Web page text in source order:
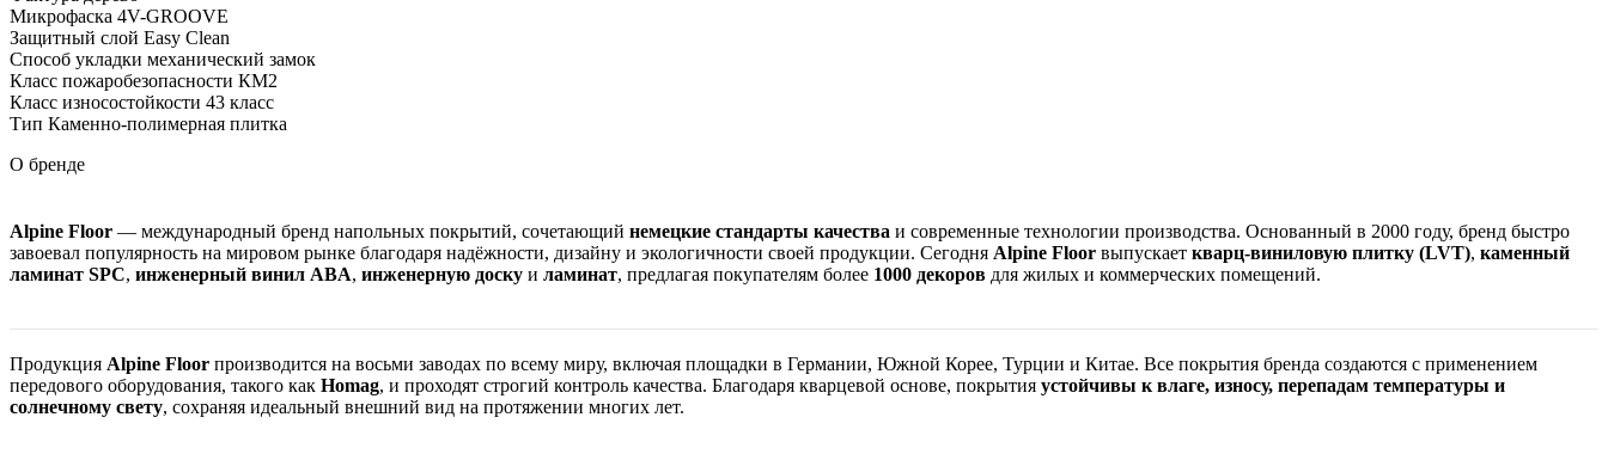
Микрофаска 4V-GROOVE
Защитный слой Easy Clean
Способ укладки механический замок
Класс пожаробезопасности КМ2
Класс износостойкости 43 класс
Тип Каменно-полимерная плитка
О бренде
Alpine Floor — международный бренд напольных покрытий, сочетающий немецкие стандарты качества и современные технологии производства. Основанный в 2000 году, бренд быстро
завоевал популярность на мировом рынке благодаря надёжности, дизайну и экологичности своей продукции. Сегодня Alpine Floor выпускает кварц-виниловую плитку (LVT), каменный
ламинат SPC, инженерный винил ABA, инженерную доску и ламинат, предлагая покупателям более 1000 декоров для жилых и коммерческих помещений.
Продукция Alpine Floor производится на восьми заводах по всему миру, включая площадки в Германии, Южной Корее, Турции и Китае. Все покрытия бренда создаются с применением
передового оборудования, такого как Homag, и проходят строгий контроль качества. Благодаря кварцевой основе, покрытия устойчивы к влаге, износу, перепадам температуры и
солнечному свету, сохраняя идеальный внешний вид на протяжении многих лет.